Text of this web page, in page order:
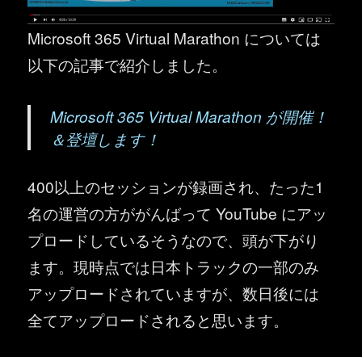
Microsoft 365 Virtual Marathon については
以下の記事で紹介しました。
Microsoft 365 Virtual Marathon が開催！
＆登壇します！
400以上のセッションが録画され、たった1
名の運営の方ががんばって YouTube にアッ
プロードしているそうなので、頭が下がり
ます。現時点では日本トラックの一部のみ
アップロードされていますが、数日後には
全てアップロードされると思います。